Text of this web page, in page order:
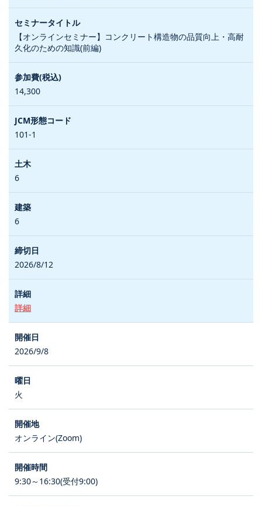
【オンラインセミナー】コンクリート構造物の品質向上・高耐
久化のための知識(前編)
14,300
101-1
6
6
2026/8/12
詳細
2026/9/8
火
オンライン(Zoom)
9:30～16:30(受付9:00)